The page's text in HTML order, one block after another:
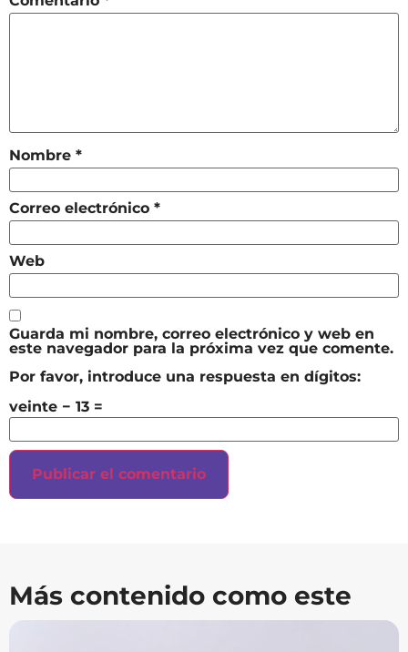
Nombre *
Correo electrónico *
Web
Guarda mi nombre, correo electrónico y web en
este navegador para la próxima vez que comente.
Por favor, introduce una respuesta en dígitos:
veinte − 13 =
Más contenido como este